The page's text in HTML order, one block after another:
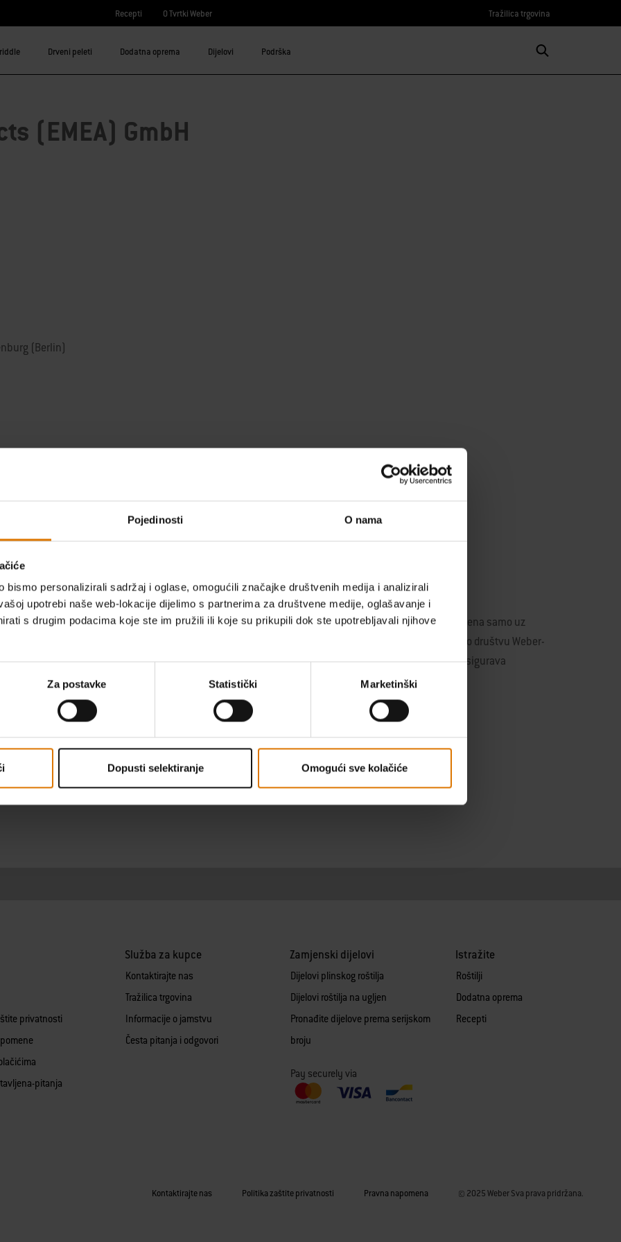
Pojedinosti O nama
bismo personalizirali sadržaj i oglase, omogućili značajke društvenih medija i analizirali
upotrebi naše web-lokacije dijelimo s partnerima za društvene medije, oglašavanje i
s drugim podacima koje ste im pružili ili koje su prikupili dok ste upotrebljavali njihove
Za postavke Statistički Marketinški
Dopusti selektiranje Omogući sve kolačiće
Recepti O Tvrtki Weber Tražilica trgovina
Drveni peleti Dodatna oprema Dijelovi Podrška
(EMEA) GmbH
(Berlin)
prikazanih uređaja i prikaza zadržava Weber-Stephen Products (EMEA) GmbH. Uporaba je dopuštena samo uz
za ovu informativnu stranicu i njezine sadržaje. Stranica služi isključivo za informiranja kupaca o društvu Weber-
i informacije kao što su distribucija, reklamacije, rješavanje jamstvenih upita i korisnička služba osigurava
privatnosti
pitanja
Služba za kupce
Kontaktirajte nas
Tražilica trgovina
Informacije o jamstvu
Česta pitanja i odgovori
Zamjenski dijelovi
Dijelovi plinskog roštilja
Dijelovi roštilja na ugljen
Pronađite dijelove prema serijskom
broju
Pay securely via
Istražite
Roštilji
Dodatna oprema
Recepti
Kontaktirajte nas Politika zaštite privatnosti Pravna napomena © 2025 Weber Sva prava pridržana.